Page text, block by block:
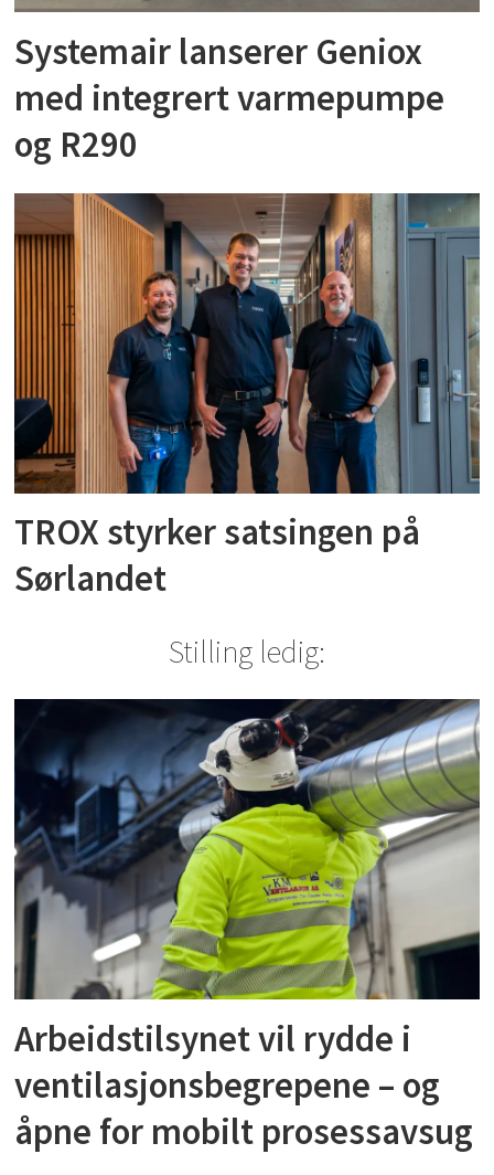
Systemair lanserer Geniox
med integrert varmepumpe
og R290
TROX styrker satsingen på
Sørlandet
Stilling ledig:
Arbeidstilsynet vil rydde i
ventilasjonsbegrepene – og
åpne for mobilt prosessavsug